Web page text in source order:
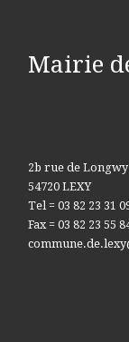
Mairie
2b rue de Longwy
54720 LEXY
Tel = 03 82 23 31
Fax = 03 82 23 55